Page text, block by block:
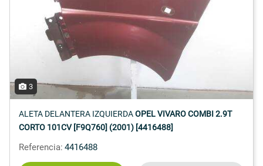
3
ALETA DELANTERA IZQUIERDAOPEL VIVARO COMBI 2.9T
CORTO 101CV [F9Q760] (2001) [4416488]
Referencia: 4416488